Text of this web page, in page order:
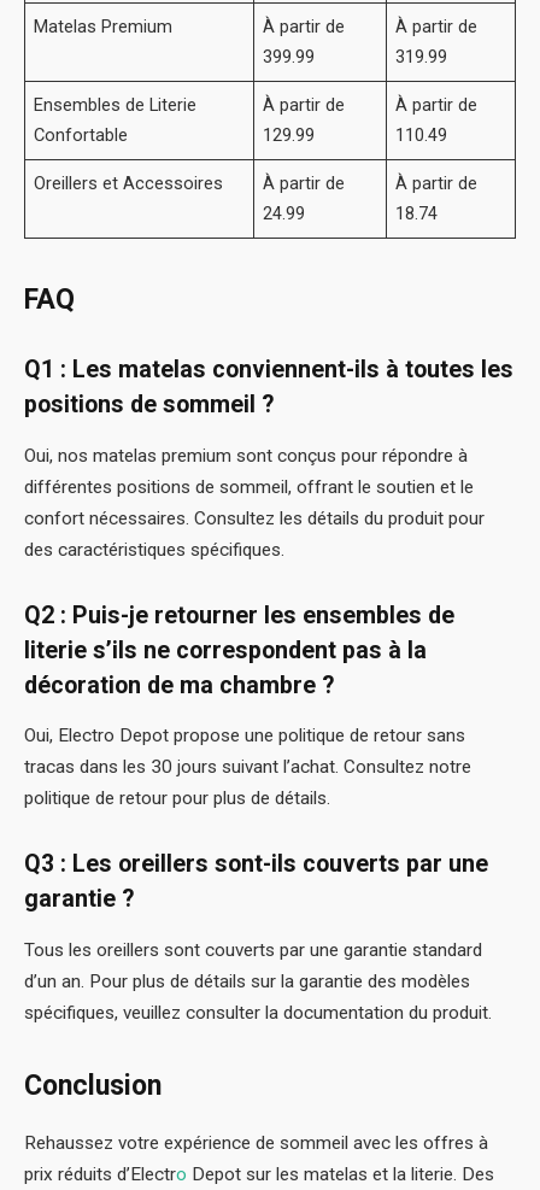
Matelas Premium
À partir de
399.99
À partir de
319.99
Ensembles de Literie
Confortable
À partir de
129.99
À partir de
110.49
Oreillers et Accessoires
À partir de
24.99
À partir de
18.74
FAQ
Q1 : Les matelas conviennent-ils à toutes les
positions de sommeil ?
Oui, nos matelas premium sont conçus pour répondre à
différentes positions de sommeil, offrant le soutien et le
confort nécessaires. Consultez les détails du produit pour
des caractéristiques spécifiques.
Q2 : Puis-je retourner les ensembles de
literie s’ils ne correspondent pas à la
décoration de ma chambre ?
Oui, Electro Depot propose une politique de retour sans
tracas dans les 30 jours suivant l’achat. Consultez notre
politique de retour pour plus de détails.
Q3 : Les oreillers sont-ils couverts par une
garantie ?
Tous les oreillers sont couverts par une garantie standard
d’un an. Pour plus de détails sur la garantie des modèles
spécifiques, veuillez consulter la documentation du produit.
Conclusion
Rehaussez votre expérience de sommeil avec les offres à
prix réduits d’Electro Depot sur les matelas et la literie. Des